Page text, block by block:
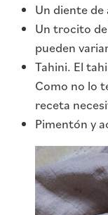
Un diente de
Un trocito
pueden
Tahini. El
Como no lo
receta
Pimentón y